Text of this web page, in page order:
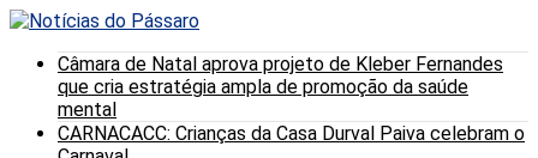
Câmara de Natal aprova projeto de Kleber Fernandes
que cria estratégia ampla de promoção da saúde
mental
CARNACACC: Crianças da Casa Durval Paiva celebram o